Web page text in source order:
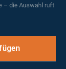
– die Auswahl ruft